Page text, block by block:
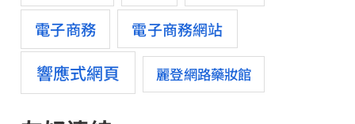
電子商務 電子商務網站
響應式網頁 麗登網路藥妝館